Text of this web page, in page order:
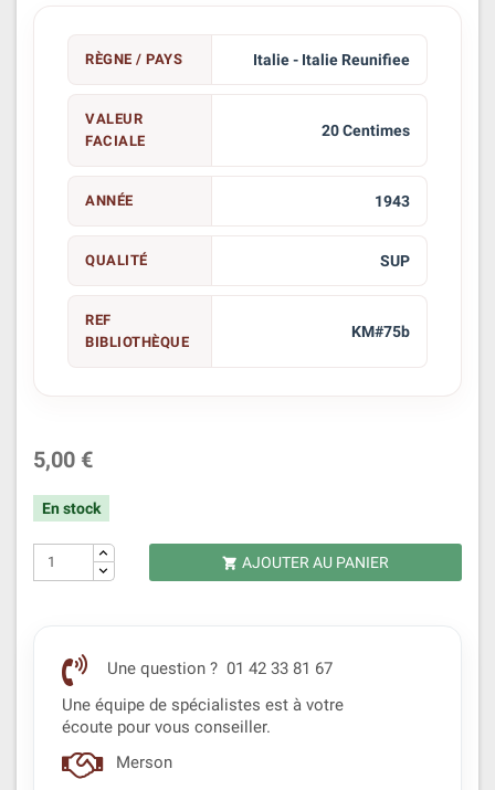
RÈGNE / PAYS Italie - Italie Reunifiee
VALEUR
FACIALE
20 Centimes
ANNÉE 1943
QUALITÉ SUP
REF
BIBLIOTHÈQUE
KM#75b
5,00 €
En stock
 AJOUTER AU PANIER
Une question ? 01 42 33 81 67
Une équipe de spécialistes est à votre
écoute pour vous conseiller.
Merson